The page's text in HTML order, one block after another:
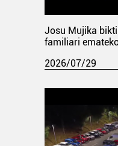
Josu Mujika
familiari
2026/07/29